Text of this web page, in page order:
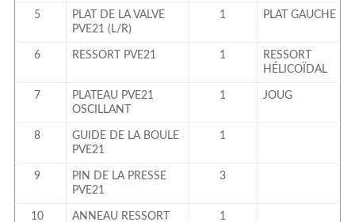
5
PLAT DE LA VALVE
PVE21 (L/R)
1 PLAT GAUCHE
6 RESSORT PVE21 1
RESSORT
HÉLICOÏDAL
7
PLATEAU PVE21
OSCILLANT
1 JOUG
8
GUIDE DE LA BOULE
PVE21
1
9
PIN DE LA PRESSE
PVE21
3
10
ANNEAU RESSORT
1